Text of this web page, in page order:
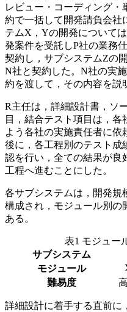
レビュー・コーディング・
約で一括して開発請負会社
テムX，Yの開発について
発案件を受託しP社の業務
契約し，サブシステムZの
N社と契約した。N社の実
約を渡して，その内容を説
R主任は，詳細設計書，ソ
目，結合テスト項目は，各
よう各社の実施責任者に依
後に，各工程別のテスト成
認を行い，全ての結果が良
工程へ進むことにした。
各サブシステムは，開発規
構成され，モジュール別の
ある。
表1 モジュー
サブシステム
モジュール
難易度
高
詳細設計に着手する直前に